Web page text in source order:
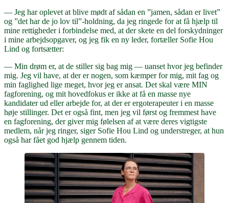
— Jeg har oplevet at blive mødt af sådan en ”jamen, sådan er livet”
og ”det har de jo lov til”-holdning, da jeg ringede for at få hjælp til
mine rettigheder i forbindelse med, at der skete en del forskydninger
i mine arbejdsopgaver, og jeg fik en ny leder, fortæller Sofie Hou
Lind og fortsætter:
— Min drøm er, at de stiller sig bag mig — uanset hvor jeg befinder
mig. Jeg vil have, at der er nogen, som kæmper for mig, mit fag og
min faglighed lige meget, hvor jeg er ansat. Det skal være MIN
fagforening, og mit hovedfokus er ikke at få en masse nye
kandidater ud eller arbejde for, at der er ergoterapeuter i en masse
høje stillinger. Det er også fint, men jeg vil først og fremmest have
en fagforening, der giver mig følelsen af at være deres vigtigste
medlem, når jeg ringer, siger Sofie Hou Lind og understreger, at hun
også har fået god hjælp gennem tiden.